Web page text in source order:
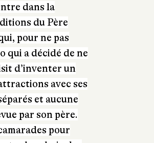
dans la
du Père
pour ne pas
qui a décidé de ne
d’inventer un
avec ses
et aucune
par son père.
pour